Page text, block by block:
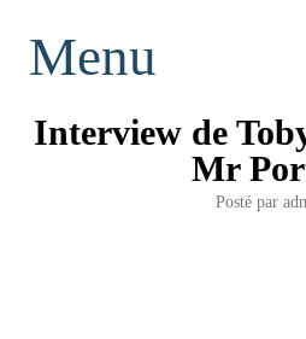
redingote.
Menu
Interview de
Mr
Posté par